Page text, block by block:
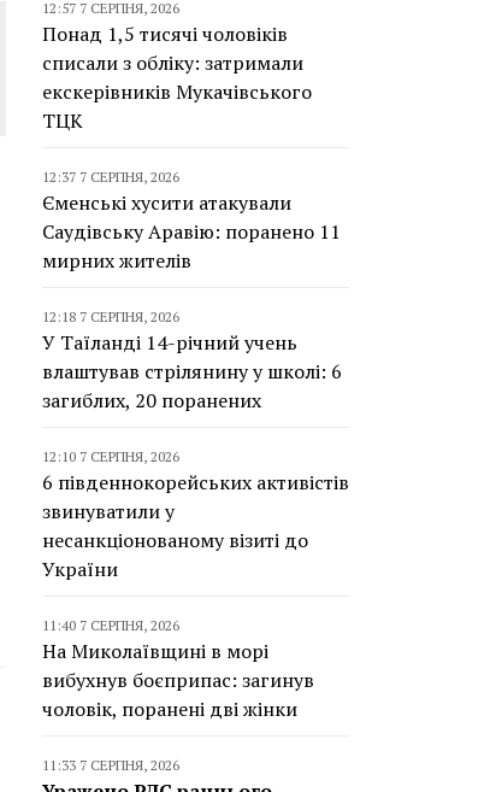
12:57 7 СЕРПНЯ, 2026
Понад 1,5 тисячі чоловіків
списали з обліку: затримали
екскерівників Мукачівського
ТЦК
12:37 7 СЕРПНЯ, 2026
Єменські хусити атакували
Саудівську Аравію: поранено 11
мирних жителів
12:18 7 СЕРПНЯ, 2026
У Таїланді 14-річний учень
влаштував стрілянину у школі: 6
загиблих, 20 поранених
12:10 7 СЕРПНЯ, 2026
6 південнокорейських активістів
звинуватили у
несанкціонованому візиті до
України
11:40 7 СЕРПНЯ, 2026
На Миколаївщині в морі
вибухнув боєприпас: загинув
чоловік, поранені дві жінки
11:33 7 СЕРПНЯ, 2026